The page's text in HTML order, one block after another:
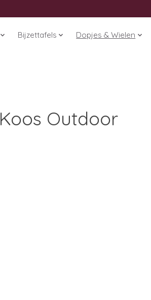
Bijzettafels Dopjes & Wielen
Koos Outdoor